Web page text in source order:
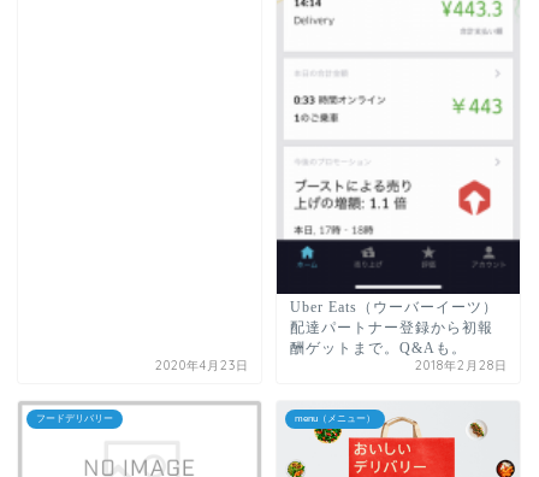
2020年4月23日
Uber Eats（ウーバーイーツ）
配達パートナー登録から初報
酬ゲットまで。Q&Aも。
2018年2月28日
フードデリバリー menu（メニュー）